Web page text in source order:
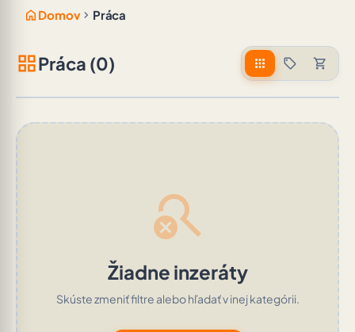
home Domov chevron_right Práca
grid_viewPráca (0) apps sell shopping_cart
search_off
Žiadne inzeráty
Skúste zmeniť filtre alebo hľadať v inej kategórii.